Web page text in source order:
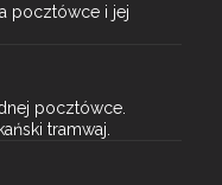
pocztówce i jej
pocztówce.
tramwaj.